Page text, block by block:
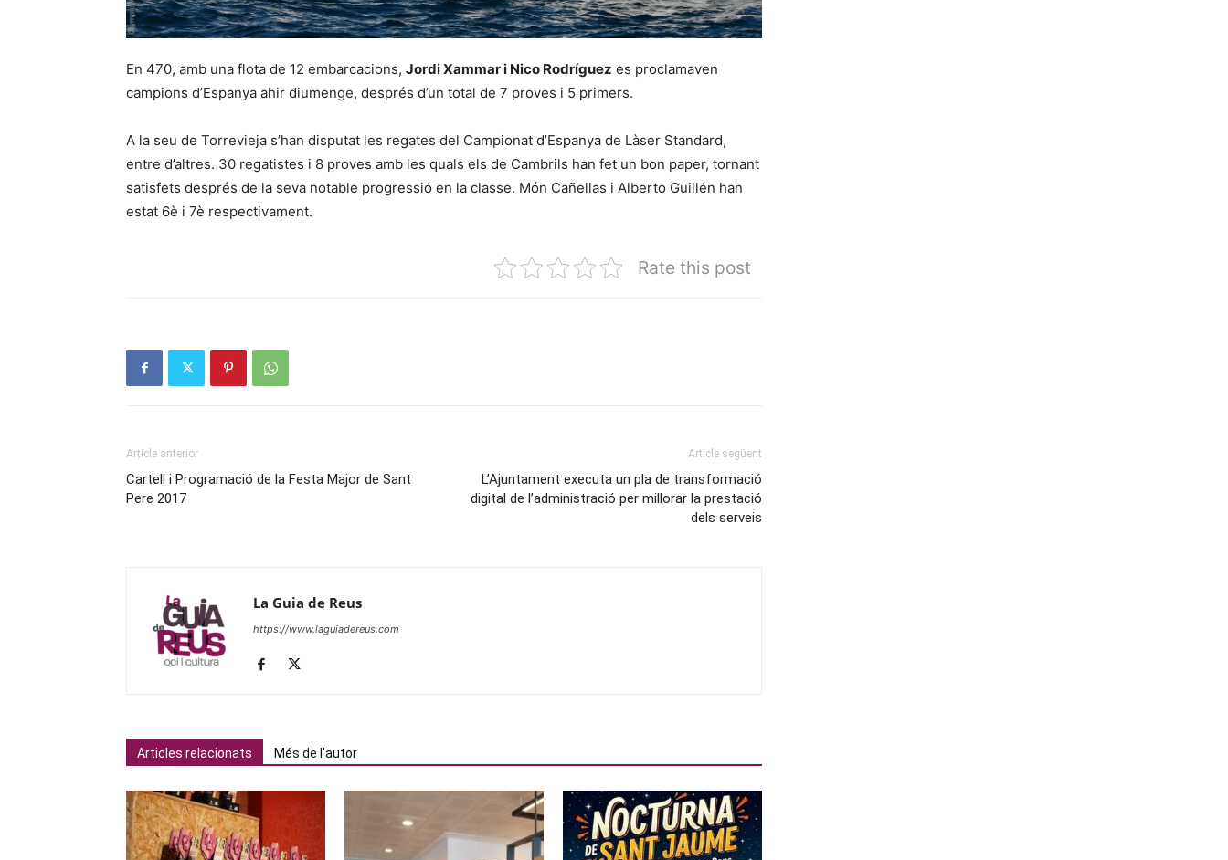
En 470, amb una flota de 12 embarcacions, Jordi Xammar i Nico Rodríguez es proclamaven
campions d’Espanya ahir diumenge, després d’un total de 7 proves i 5 primers.
A la seu de Torrevieja s’han disputat les regates del Campionat d’Espanya de Làser Standard,
entre d’altres. 30 regatistes i 8 proves amb les quals els de Cambrils han fet un bon paper, tornant
satisfets després de la seva notable progressió en la classe. Món Cañellas i Alberto Guillén han
estat 6è i 7è respectivament.
Rate this post
Article anterior
Cartell i Programació de la Festa Major de Sant
Pere 2017
Article següent
L’Ajuntament executa un pla de transformació
digital de l’administració per millorar la prestació
dels serveis
La Guia de Reus
https://www.laguiadereus.com
Articles relacionats Més de l'autor